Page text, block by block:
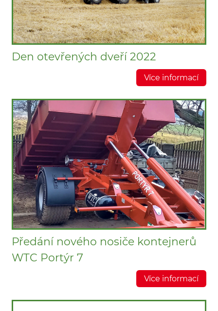
Den otevřených dveří 2022
Více informací
Předání nového nosiče kontejnerů
WTC Portýr 7
Více informací